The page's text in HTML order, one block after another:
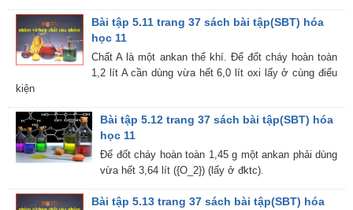
Bài tập 5.11 trang 37 sách bài tập(SBT) hóa
học 11
Chất A là một ankan thể khí. Để đốt cháy hoàn toàn
1,2 lít A cần dùng vừa hết 6,0 lít oxi lấy ở cùng điểu
kiện
Bài tập 5.12 trang 37 sách bài tập(SBT) hóa
học 11
Để đốt cháy hoàn toàn 1,45 g một ankan phải dùng
vừa hết 3,64 lít ({O_2}) (lấy ở đktc).
Bài tập 5.13 trang 37 sách bài tập(SBT) hóa